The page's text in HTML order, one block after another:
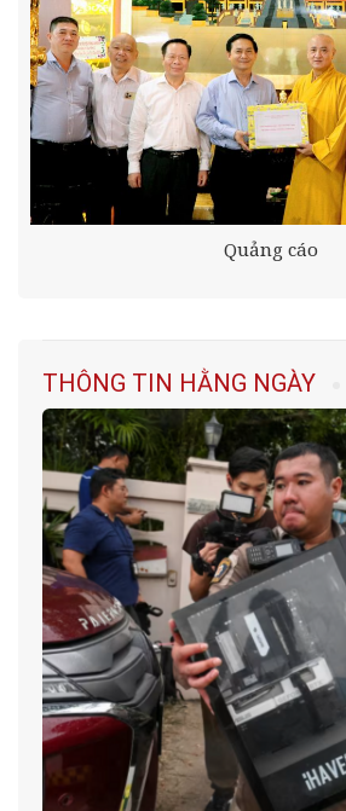
Quảng cáo
THÔNG TIN HẰNG NGÀY